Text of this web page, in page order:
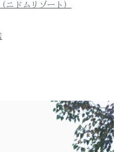
ニドムリゾート）